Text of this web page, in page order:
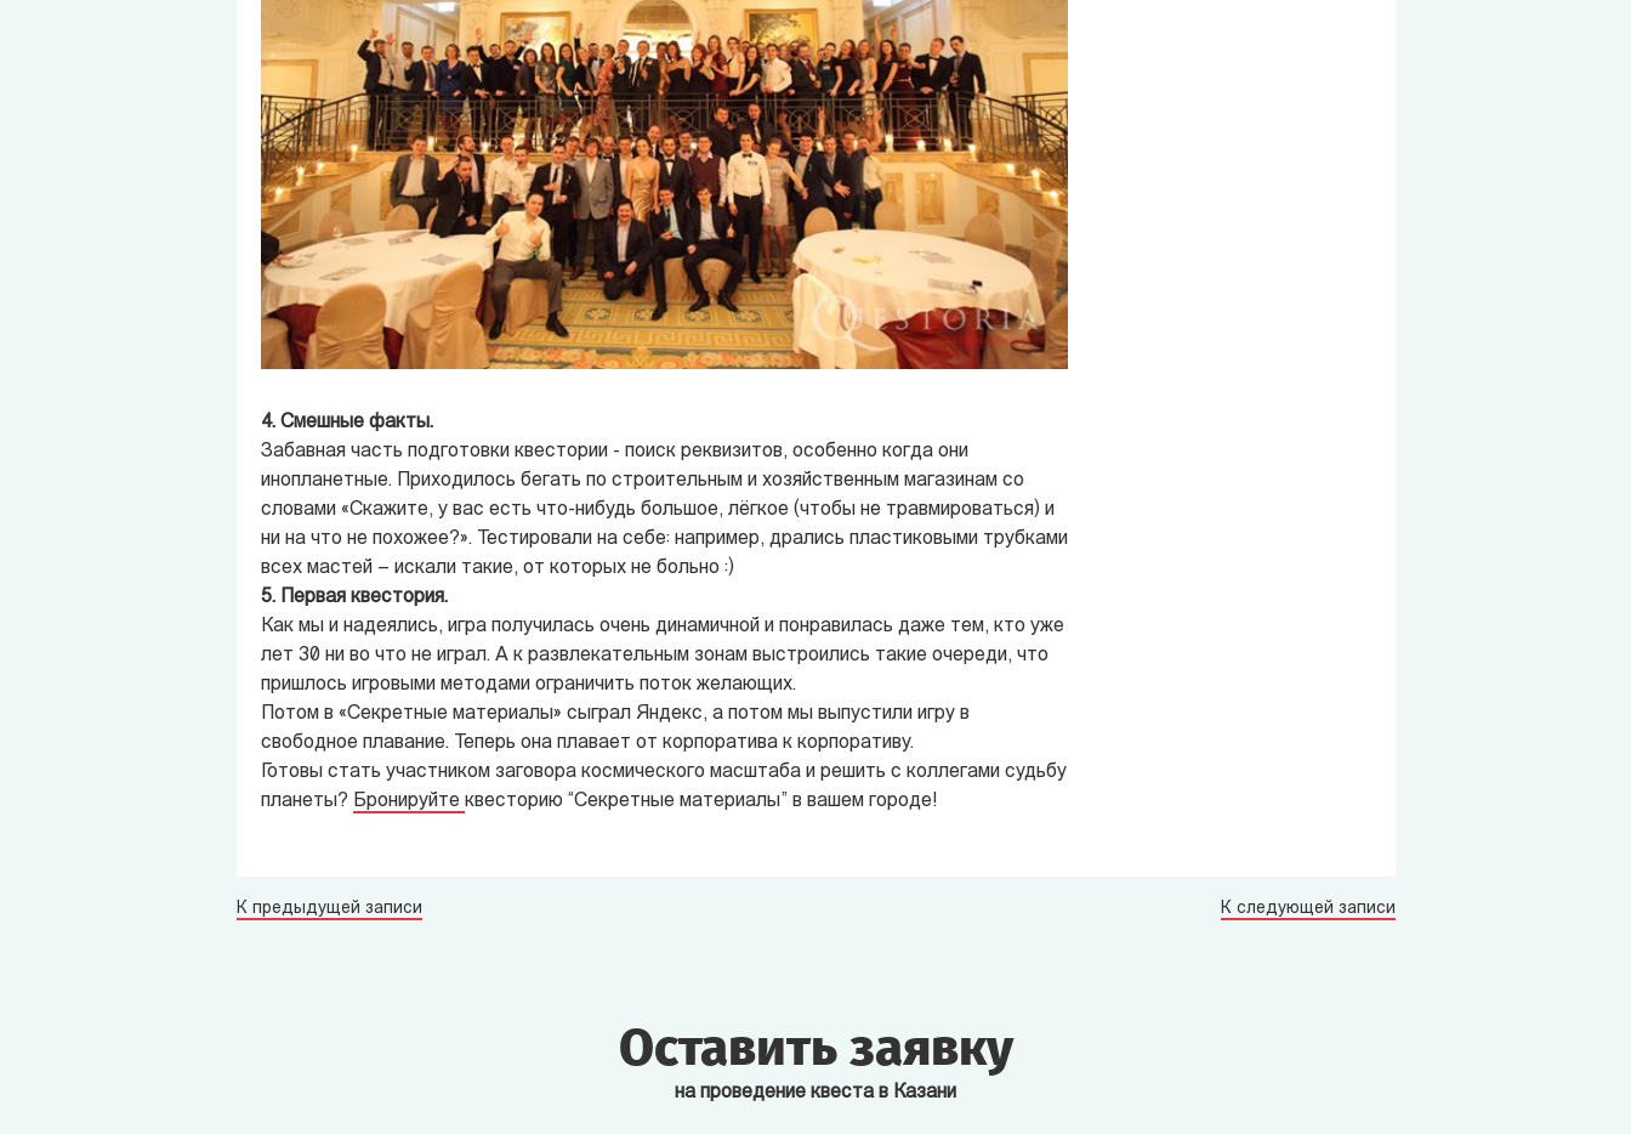
4. Смешные факты.
Забавная часть подготовки квестории - поиск реквизитов, особенно когда они
инопланетные. Приходилось бегать по строительным и хозяйственным магазинам со
словами «Скажите, у вас есть что-нибудь большое, лёгкое (чтобы не травмироваться) и
ни на что не похожее?». Тестировали на себе: например, дрались пластиковыми трубками
всех мастей – искали такие, от которых не больно :)
5. Первая квестория.
Как мы и надеялись, игра получилась очень динамичной и понравилась даже тем, кто уже
лет 30 ни во что не играл. А к развлекательным зонам выстроились такие очереди, что
пришлось игровыми методами ограничить поток желающих.
Потом в «Секретные материалы» сыграл Яндекс, а потом мы выпустили игру в
свободное плавание. Теперь она плавает от корпоратива к корпоративу.
Готовы стать участником заговора космического масштаба и решить с коллегами судьбу
планеты? Бронируйте квесторию “Секретные материалы” в вашем городе!
К предыдущей записи К следующей записи
Оставить заявку
на проведение квеста в Казани